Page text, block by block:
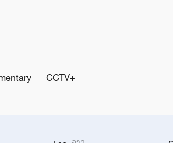
CCTV+